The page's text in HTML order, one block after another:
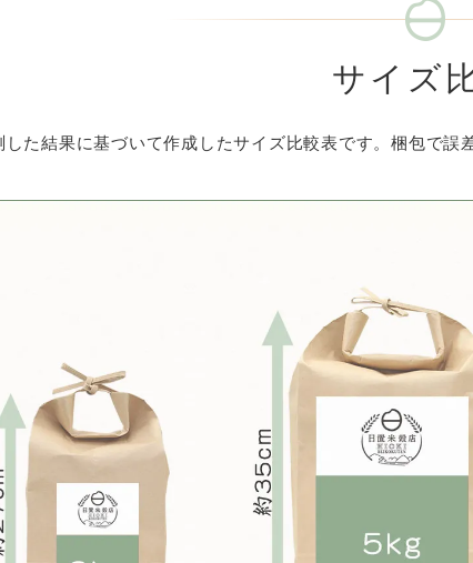
サイズ
した結果に基づいて作成したサイズ比較表です。梱包で